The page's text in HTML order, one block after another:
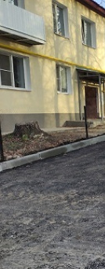
Перейти к основному